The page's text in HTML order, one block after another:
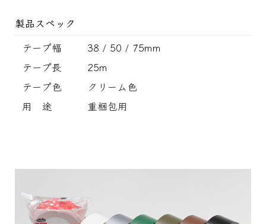
製品スペック
テープ幅
38 / 50 / 75mm
テープ長
25m
テープ色
クリーム色
用 途
重梱包用